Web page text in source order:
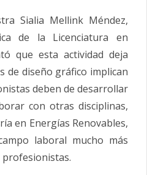
Sialia Mellink Méndez,
de la Licenciatura en
que esta actividad deja
de diseño gráfico implican
deben de desarrollar
con otras disciplinas,
en Energías Renovables,
laboral mucho más